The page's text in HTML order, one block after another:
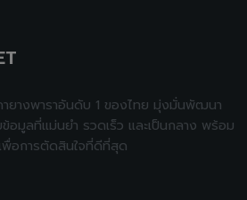
ายางพาราอันดับ 1 ของไทย มุ่งมั่นพัฒนา
มูลที่แม่นยำ รวดเร็ว และเป็นกลาง พร้อม
เพื่อการตัดสินใจที่ดีที่สุด